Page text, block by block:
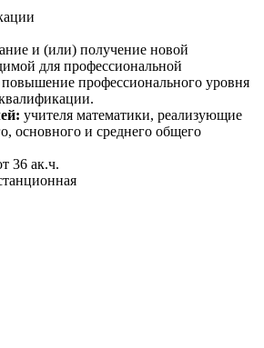
и (или) получение новой
для профессиональной
повышение профессионального уровня
учителя математики, реализующие
основного и среднего общего
36 ак.ч.